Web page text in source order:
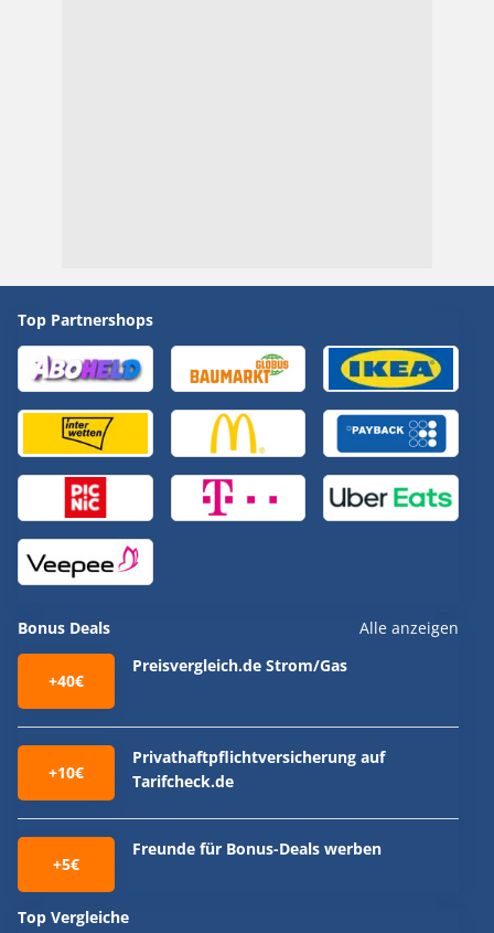
Top Partnershops
Bonus Deals Alle anzeigen
+40€
Preisvergleich.de Strom/Gas
+10€
Privathaftpflichtversicherung auf
Tarifcheck.de
+5€
Freunde für Bonus-Deals werben
Top Vergleiche